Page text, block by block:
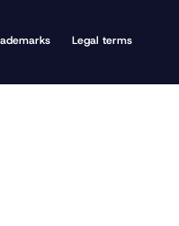
Legal terms